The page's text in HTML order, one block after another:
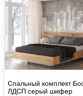
Спальный комплект
ЛДСП серый шифер